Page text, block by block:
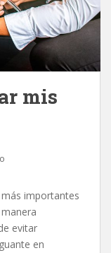
mis
importantes
evitar
en